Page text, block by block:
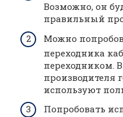
Возможно, он
правильный
Можно
переходника
переходником.
производителя
используют
Попробовать